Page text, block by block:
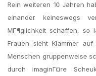
Rein weiteren 10 Jahren
einander keineswegs
MГ¶glichkeit schaffen, so
Frauen sieht Klammer
Menschen gruppenweise
durch imaginГ¤re